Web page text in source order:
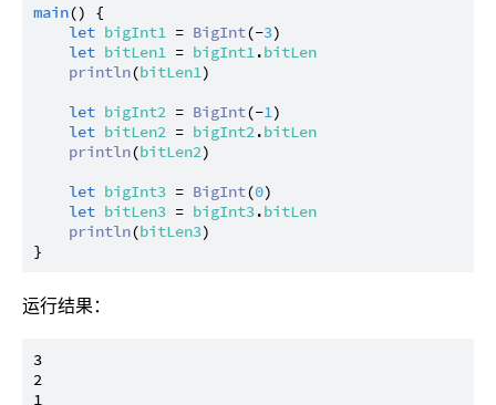
main() {
let bigInt1 = BigInt(-3)
let bitLen1 = bigInt1.bitLen
println(bitLen1)
let bigInt2 = BigInt(-1)
let bitLen2 = bigInt2.bitLen
println(bitLen2)
let bigInt3 = BigInt(0)
let bitLen3 = bigInt3.bitLen
println(bitLen3)
运行结果：
3
2